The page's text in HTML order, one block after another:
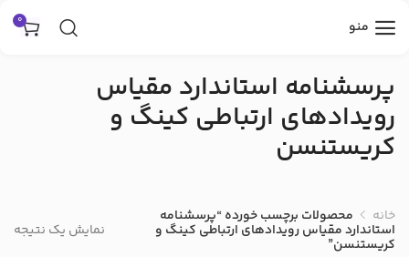
منو 0
پرسشنامه استاندارد مقیاس
رویدادهای ارتباطی کینگ و
کریستنسن
خانه محصولات برچسب خورده “پرسشنامه
استاندارد مقیاس رویدادهای ارتباطی کینگ و
کریستنسن”
نمایش یک نتیجه